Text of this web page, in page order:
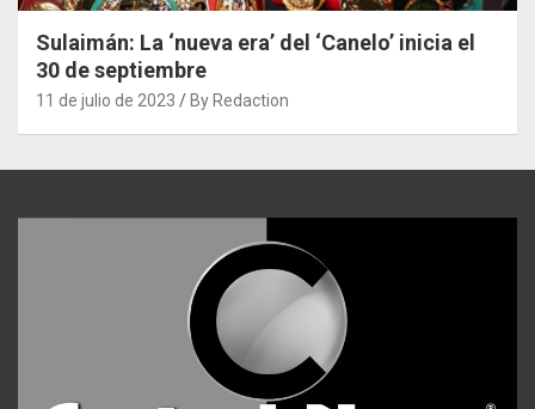
Sulaimán: La ‘nueva era’ del ‘Canelo’ inicia el
30 de septiembre
11 de julio de 2023 By Redaction